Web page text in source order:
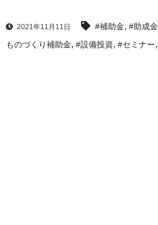
2021年11月11日 #補助金, #助成金
ものづくり補助金, #設備投資, #セミナー,